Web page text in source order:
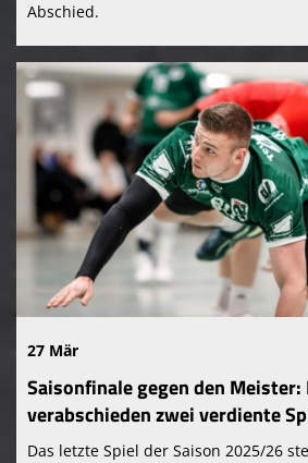
Abschied.
27 Mär
Saisonfinale gegen den Meister:
verabschieden zwei verdiente
Das letzte Spiel der Saison 2025/26